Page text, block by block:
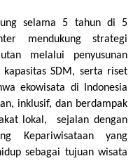
selama 5 tahun di 5
mendukung strategi
melalui penyusunan
SDM, serta riset
ekowisata di Indonesia
inklusif, dan berdampak
lokal ,  sejalan dengan
Kepariwisataan yang
sebagai tujuan wisata